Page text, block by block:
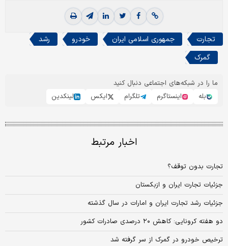
تجارت جمهوری اسلامی ایران خودرو
رشد
گمرک
ما را در شبکه‌های اجتماعی دنبال کنید
بله
اینستاگرم تلگرام ایکس لینکدین
اخبار مرتبط
تجارت بدون توقف؟
جزئیات تجارت ایران و ازبکستان
جزئیات رشد تجارت ایران و امارات در سال گذشته
دو هفته کرونایی: کاهش ۲۰ درصدی صادرات کشور
ترخیص خودرو در گمرک از سر گرفته شد